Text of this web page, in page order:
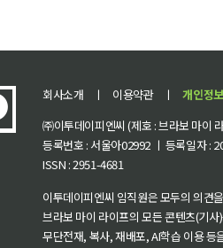
회사소개 ㅣ 이용약관 ㅣ 개인정
㈜이투데이피엔씨 (제호 : 브라보 마이
등록번호 : 서울아02992 ㅣ 등록일자 :
ISSN : 2951-4681
이투데이피엔씨 임직원은 모두의 의견
브라보 마이 라이프의 모든 콘텐츠(기
무단전재, 복사, 재배포, AI학습 이용 등